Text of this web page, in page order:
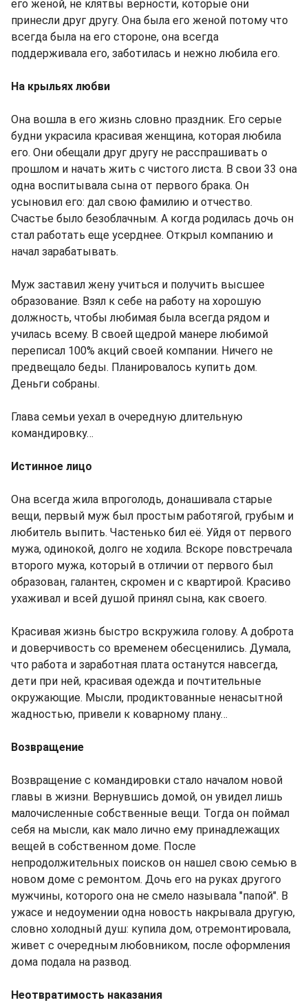
его женой, не клятвы верности, которые они
принесли друг другу. Она была его женой потому что
всегда была на его стороне, она всегда
поддерживала его, заботилась и нежно любила его.
На крыльях любви
Она вошла в его жизнь словно праздник. Его серые
будни украсила красивая женщина, которая любила
его. Они обещали друг другу не расспрашивать о
прошлом и начать жить с чистого листа. В свои 33 она
одна воспитывала сына от первого брака. Он
усыновил его: дал свою фамилию и отчество.
Счастье было безоблачным. А когда родилась дочь он
стал работать еще усерднее. Открыл компанию и
начал зарабатывать.
Муж заставил жену учиться и получить высшее
образование. Взял к себе на работу на хорошую
должность, чтобы любимая была всегда рядом и
училась всему. В своей щедрой манере любимой
переписал 100% акций своей компании. Ничего не
предвещало беды. Планировалось купить дом.
Деньги собраны.
Глава семьи уехал в очередную длительную
командировку…
Истинное лицо
Она всегда жила впроголодь, донашивала старые
вещи, первый муж был простым работягой, грубым и
любитель выпить. Частенько бил её. Уйдя от первого
мужа, одинокой, долго не ходила. Вскоре повстречала
второго мужа, который в отличии от первого был
образован, галантен, скромен и с квартирой. Красиво
ухаживал и всей душой принял сына, как своего.
Красивая жизнь быстро вскружила голову. А доброта
и доверчивость со временем обесценились. Думала,
что работа и заработная плата останутся навсегда,
дети при ней, красивая одежда и почтительные
окружающие. Мысли, продиктованные ненасытной
жадностью, привели к коварному плану…
Возвращение
Возвращение с командировки стало началом новой
главы в жизни. Вернувшись домой, он увидел лишь
малочисленные собственные вещи. Тогда он поймал
себя на мысли, как мало лично ему принадлежащих
вещей в собственном доме. После
непродолжительных поисков он нашел свою семью в
новом доме с ремонтом. Дочь его на руках другого
мужчины, которого она не смело называла "папой". В
ужасе и недоумении одна новость накрывала другую,
словно холодный душ: купила дом, отремонтировала,
живет с очередным любовником, после оформления
дома подала на развод.
Неотвратимость наказания